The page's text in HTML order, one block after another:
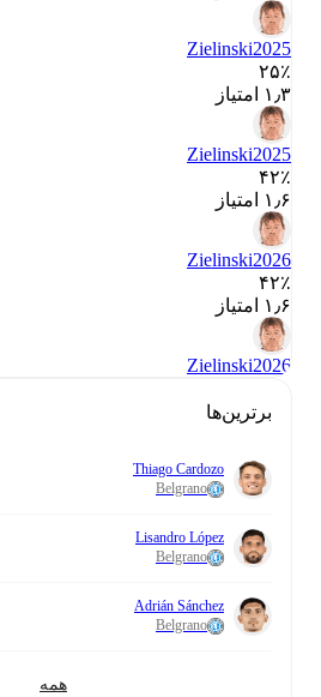
Zielinski2025
۲۵٪
Zielinski2025
۴۲٪
Zielinski2026
۴۲٪
Zielinski2026
برترین‌ها
Thiago Cardozo
Belgrano
Lisandro López
Belgrano
Adrián Sánchez
Belgrano